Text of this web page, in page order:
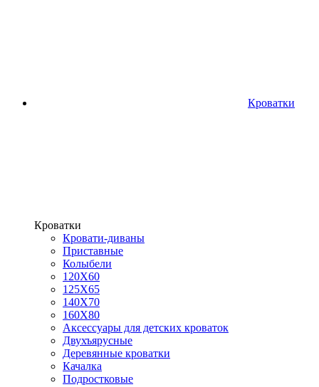
Кроватки
Кроватки
Кровати-диваны
Приставные
Колыбели
120Х60
125X65
140Х70
160Х80
Аксессуары для детских кроваток
Двухъярусные
Деревянные кроватки
Качалка
Подростковые